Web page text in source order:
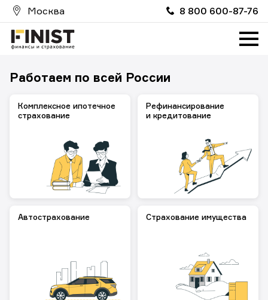
Москва 8 800 600-87-76
Работаем по всей России
Комплексное ипотечное
страхование
Рефинанси­рование
и кредитование
Автострахова­ние Страхование имущества
Услуги
Партнерам
FinistИпотека
FinistRealty
Страховой случай
+7 495 62-62-555